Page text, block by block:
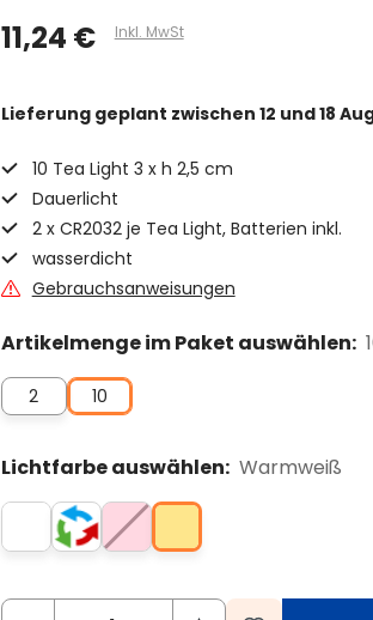
11,24 € Inkl. MwSt
Lieferung geplant zwischen 12 und 18
10 Tea Light 3 x h 2,5 cm
Dauerlicht
2 x CR2032 je Tea Light, Batterien inkl.
wasserdicht
Gebrauchsanweisungen
Artikelmenge im Paket auswählen:
2 10
Lichtfarbe auswählen: Warmweiß